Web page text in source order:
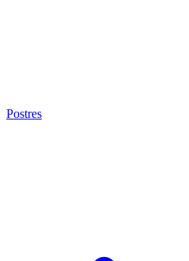
Postres